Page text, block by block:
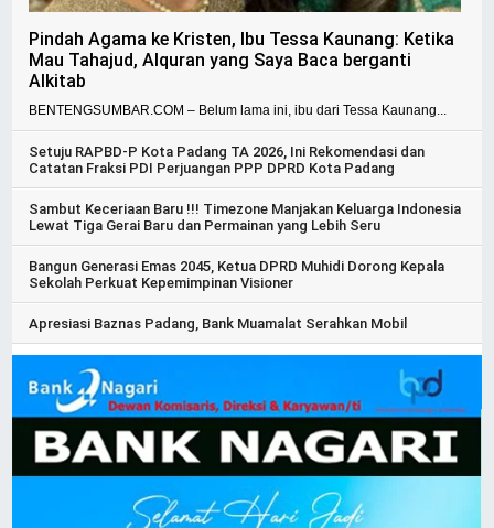
Pindah Agama ke Kristen, Ibu Tessa Kaunang: Ketika
Mau Tahajud, Alquran yang Saya Baca berganti
Alkitab
BENTENGSUMBAR.COM – Belum lama ini, ibu dari Tessa Kaunang...
Setuju RAPBD-P Kota Padang TA 2026, Ini Rekomendasi dan
Catatan Fraksi PDI Perjuangan PPP DPRD Kota Padang
Sambut Keceriaan Baru !!! Timezone Manjakan Keluarga Indonesia
Lewat Tiga Gerai Baru dan Permainan yang Lebih Seru
Bangun Generasi Emas 2045, Ketua DPRD Muhidi Dorong Kepala
Sekolah Perkuat Kepemimpinan Visioner
Apresiasi Baznas Padang, Bank Muamalat Serahkan Mobil